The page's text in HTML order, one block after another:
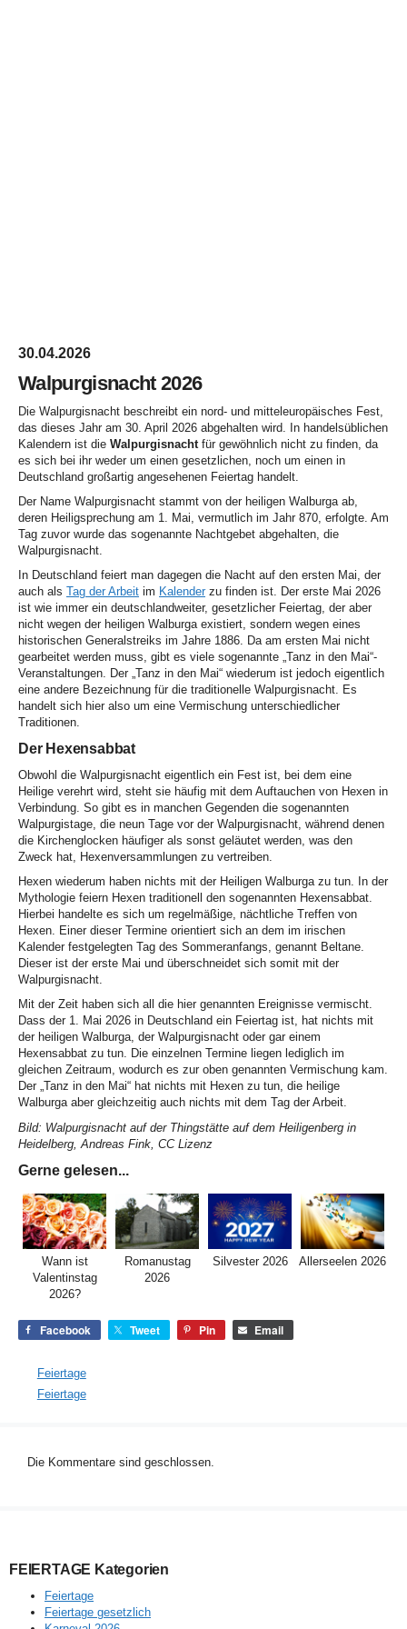
30.04.2026
Walpurgisnacht 2026
Die Walpurgisnacht beschreibt ein nord- und mitteleuropäisches Fest,
das dieses Jahr am 30. April 2026 abgehalten wird. In handelsüblichen
Kalendern ist die Walpurgisnachtfür gewöhnlich nicht zu finden, da
es sich bei ihr weder um einen gesetzlichen, noch um einen in
Deutschland großartig angesehenen Feiertag handelt.
Der Name Walpurgisnacht stammt von der heiligen Walburga ab,
deren Heiligsprechung am 1. Mai, vermutlich im Jahr 870, erfolgte. Am
Tag zuvor wurde das sogenannte Nachtgebet abgehalten, die
Walpurgisnacht.
In Deutschland feiert man dagegen die Nacht auf den ersten Mai, der
auch als Tag der Arbeit im Kalender zu finden ist. Der erste Mai 2026
ist wie immer ein deutschlandweiter, gesetzlicher Feiertag, der aber
nicht wegen der heiligen Walburga existiert, sondern wegen eines
historischen Generalstreiks im Jahre 1886. Da am ersten Mai nicht
gearbeitet werden muss, gibt es viele sogenannte „Tanz in den Mai“-
Veranstaltungen. Der „Tanz in den Mai“ wiederum ist jedoch eigentlich
eine andere Bezeichnung für die traditionelle Walpurgisnacht. Es
handelt sich hier also um eine Vermischung unterschiedlicher
Traditionen.
Der Hexensabbat
Obwohl die Walpurgisnacht eigentlich ein Fest ist, bei dem eine
Heilige verehrt wird, steht sie häufig mit dem Auftauchen von Hexen in
Verbindung. So gibt es in manchen Gegenden die sogenannten
Walpurgistage, die neun Tage vor der Walpurgisnacht, während denen
die Kirchenglocken häufiger als sonst geläutet werden, was den
Zweck hat, Hexenversammlungen zu vertreiben.
Hexen wiederum haben nichts mit der Heiligen Walburga zu tun. In der
Mythologie feiern Hexen traditionell den sogenannten Hexensabbat.
Hierbei handelte es sich um regelmäßige, nächtliche Treffen von
Hexen. Einer dieser Termine orientiert sich an dem im irischen
Kalender festgelegten Tag des Sommeranfangs, genannt Beltane.
Dieser ist der erste Mai und überschneidet sich somit mit der
Walpurgisnacht.
Mit der Zeit haben sich all die hier genannten Ereignisse vermischt.
Dass der 1. Mai 2026 in Deutschland ein Feiertag ist, hat nichts mit
der heiligen Walburga, der Walpurgisnacht oder gar einem
Hexensabbat zu tun. Die einzelnen Termine liegen lediglich im
gleichen Zeitraum, wodurch es zur oben genannten Vermischung kam.
Der „Tanz in den Mai“ hat nichts mit Hexen zu tun, die heilige
Walburga aber gleichzeitig auch nichts mit dem Tag der Arbeit.
Bild: Walpurgisnacht auf der Thingstätte auf dem Heiligenberg in
Heidelberg, Andreas Fink, CC Lizenz
Gerne gelesen...
Wann ist
Valentinstag
2026?
Romanustag
2026
Silvester 2026 Allerseelen 2026
Facebook Tweet Pin Email
Kategorien
Feiertage
Schlagwörter
Feiertage
Die Kommentare sind geschlossen.
FEIERTAGE Kategorien
Feiertage
Feiertage gesetzlich